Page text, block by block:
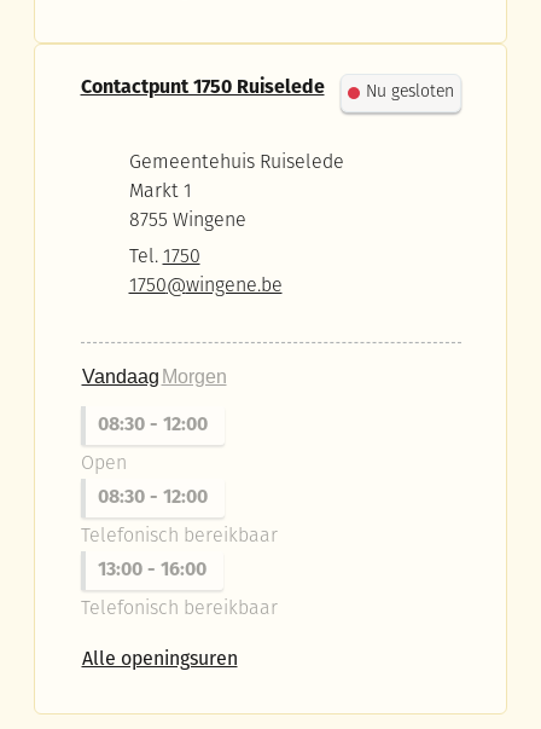
Contactpunt 1750 Ruiselede Nu gesloten
Gemeentehuis Ruiselede
Markt 1
,8755 Wingene
1750
E-mail1750@wingene.be
Vandaag Morgen
08:30 - 12:00
Open
08:30 - 12:00
Telefonisch bereikbaar
13:00 - 16:00
Telefonisch bereikbaar
Alle openingsurenContactpunt 1750 Ruiselede